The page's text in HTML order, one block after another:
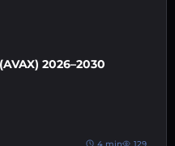
2026–2030
4 min 129